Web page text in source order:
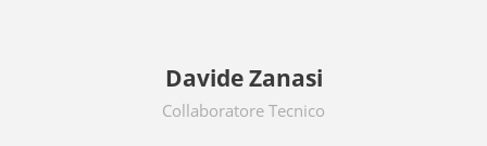
Davide Zanasi
Collaboratore Tecnico